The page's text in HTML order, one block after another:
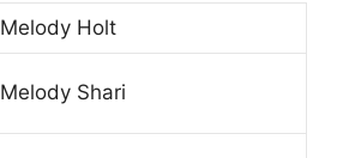
Melody Holt
Melody Shari